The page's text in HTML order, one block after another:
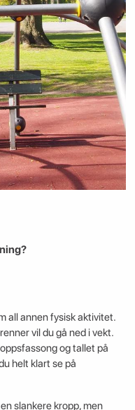
all annen fysisk aktivitet.
vil du gå ned i vekt.
og tallet på
helt klart se på
slankere kropp, men